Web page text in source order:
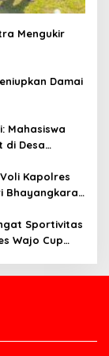
Mengukir
Damai
Mahasiswa
di Desa
Kapolres
Bhayangkara
Sportivitas
Wajo Cup